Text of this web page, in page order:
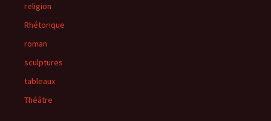
religion
Rhétorique
roman
sculptures
tableaux
Théâtre